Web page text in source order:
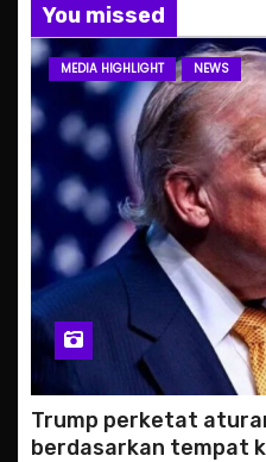
You missed
MEDIA HIGHLIGHT NEWS
Trump perketat
berdasarkan tempat